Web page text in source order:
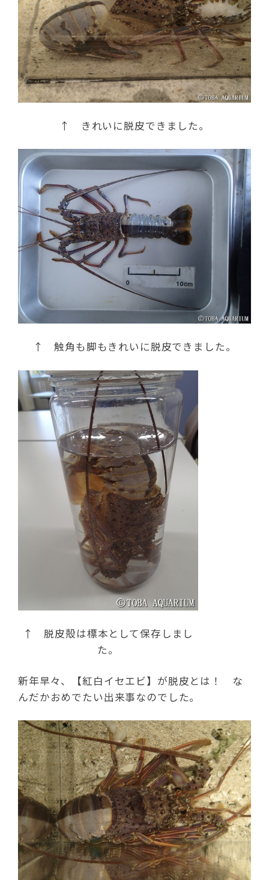
↑ きれいに脱皮できました。
↑ 触角も脚もきれいに脱皮できました。
↑ 脱皮殻は標本として保存しまし
た。
新年早々、【紅白イセエビ】が脱皮とは！ な
んだかおめでたい出来事なのでした。